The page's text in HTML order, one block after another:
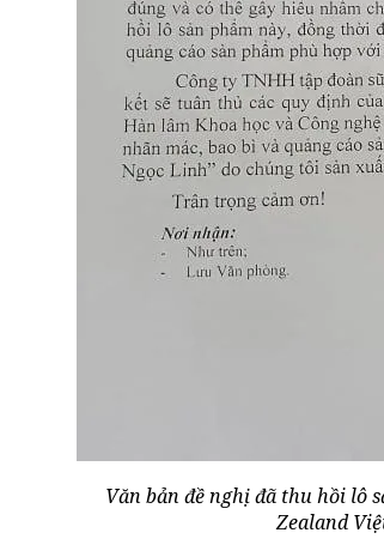
Văn bản đề nghị đã thu hồi lô
Zealand